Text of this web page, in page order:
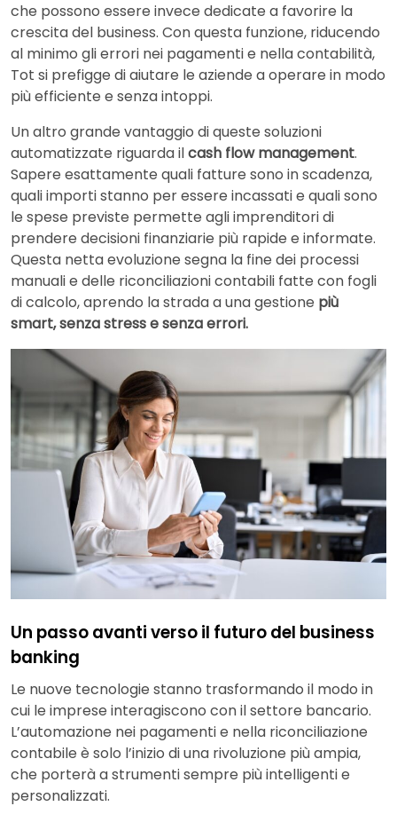
che possono essere invece dedicate a favorire la
crescita del business. Con questa funzione, riducendo
al minimo gli errori nei pagamenti e nella contabilità,
Tot si prefigge di aiutare le aziende a operare in modo
più efficiente e senza intoppi.
Un altro grande vantaggio di queste soluzioni
automatizzate riguarda ilcash flow management.
Sapere esattamente quali fatture sono in scadenza,
quali importi stanno per essere incassati e quali sono
le spese previste permette agli imprenditori di
prendere decisioni finanziarie più rapide e informate.
Questa netta evoluzione segna la fine dei processi
manuali e delle riconciliazioni contabili fatte con fogli
di calcolo, aprendo la strada a una gestione più
smart, senza stresse senza errori.
Un passo avanti verso il futuro del business
banking
Le nuove tecnologie stanno trasformando il modo in
cui le imprese interagiscono con il settore bancario.
L’automazione nei pagamenti e nella riconciliazione
contabile è solo l’inizio di una rivoluzione più ampia,
che porterà a strumenti sempre più intelligenti e
personalizzati.